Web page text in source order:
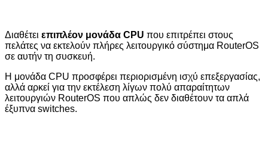
Διαθέτει επιπλέον μονάδα CPU που επιτρέπει στους
πελάτες να εκτελούν πλήρες λειτουργικό σύστημα RouterOS
σε αυτήν τη συσκευή.
Η μονάδα CPU προσφέρει περιορισμένη ισχύ επεξεργασίας,
αλλά αρκεί για την εκτέλεση λίγων πολύ απαραίτητων
λειτουργιών RouterOS που απλώς δεν διαθέτουν τα απλά
έξυπνα switches.